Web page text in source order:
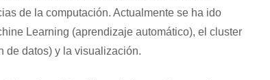
de la computación. Actualmente se ha ido
Learning (aprendizaje automático), el cluster
de datos) y la visualización.